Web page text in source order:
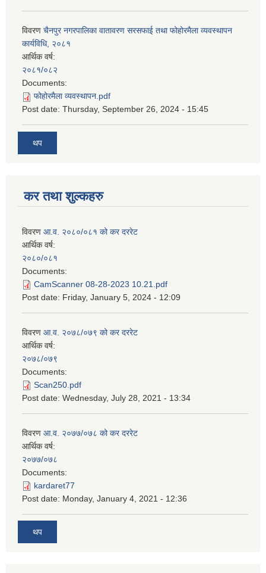
विवरण चैनपुर नगरपालिका वातावरण सरसफाई तथा फोहोरमैला व्यवस्थापन
कार्यविधि, २०८१
आर्थिक वर्ष:
२०८१/०८२
Documents:
फोहोरमैला व्यवस्थापन.pdf
Post date: Thursday, September 26, 2024 - 15:45
थप
कर तथा शुल्कहरु
विवरण आ.व. २०८०/०८१ को कर दररेट
आर्थिक वर्ष:
२०८०/०८१
Documents:
CamScanner 08-28-2023 10.21.pdf
Post date: Friday, January 5, 2024 - 12:09
विवरण आ.व. २०७८/०७९ को कर दररेट
आर्थिक वर्ष:
२०७८/०७९
Documents:
Scan250.pdf
Post date: Wednesday, July 28, 2021 - 13:34
विवरण आ.व. २०७७/०७८ को कर दररेट
आर्थिक वर्ष:
२०७७/०७८
Documents:
kardaret77
Post date: Monday, January 4, 2021 - 12:36
थप